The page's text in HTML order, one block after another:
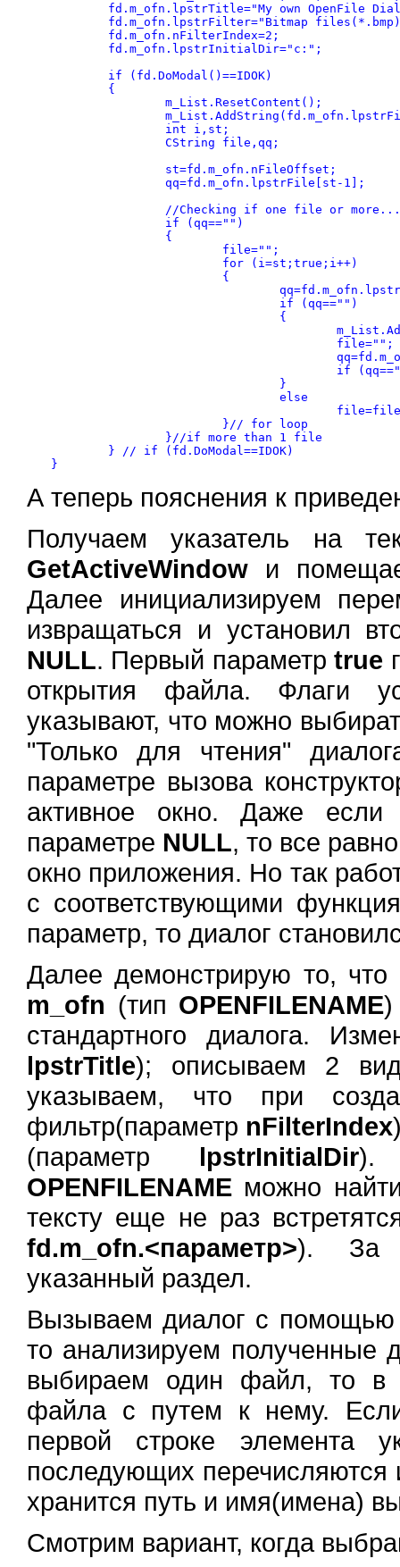
А теперь пояснения к
Получаем указатель на
GetActiveWindow и
Далее инициализируем
извращаться и установил
NULL. Первый параметрtrue
открытия файла. Флаги
указывают, что можно
"Только для чтения"
параметре вызова
активное окно. Даже
параметре NULL, то все
окно приложения. Но так
с соответствующими
параметр, то диалог
Далее демонстрирую то,
m_ofn (тип OPENFILENAME)
стандартного диалога.
lpstrTitle); описываем 2
указываем, что при
фильтр(параметр nFilterIndex
(параметр lpstrInitialDir).
OPENFILENAME можно
тексту еще не раз
fd.m_ofn.<параметр>). За
указанный раздел.
Вызываем диалог с
то анализируем
выбираем один файл, то
файла с путем к нему.
первой строке элемента
последующих
хранится путь и имя(имена)
Смотрим вариант, когда